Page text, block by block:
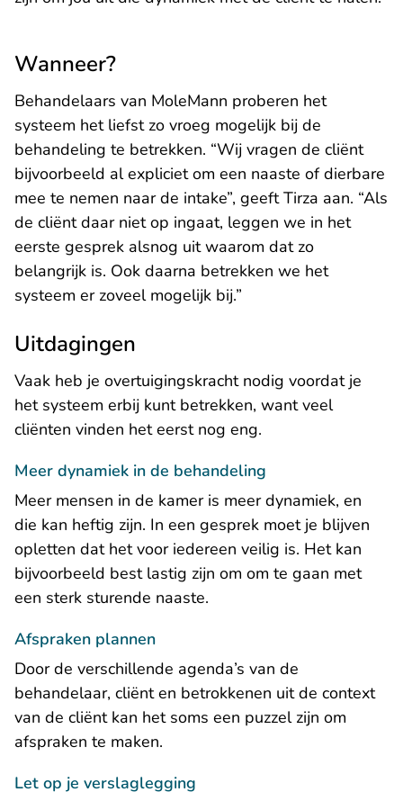
Wanneer?
Behandelaars van MoleMann proberen het
systeem het liefst zo vroeg mogelijk bij de
behandeling te betrekken. “Wij vragen de cliënt
bijvoorbeeld al expliciet om een naaste of dierbare
mee te nemen naar de intake”, geeft Tirza aan. “Als
de cliënt daar niet op ingaat, leggen we in het
eerste gesprek alsnog uit waarom dat zo
belangrijk is. Ook daarna betrekken we het
systeem er zoveel mogelijk bij.”
Uitdagingen
Vaak heb je overtuigingskracht nodig voordat je
het systeem erbij kunt betrekken, want veel
cliënten vinden het eerst nog eng.
Meer dynamiek in de behandeling
Meer mensen in de kamer is meer dynamiek, en
die kan heftig zijn. In een gesprek moet je blijven
opletten dat het voor iedereen veilig is. Het kan
bijvoorbeeld best lastig zijn om om te gaan met
een sterk sturende naaste.
Afspraken plannen
Door de verschillende agenda’s van de
behandelaar, cliënt en betrokkenen uit de context
van de cliënt kan het soms een puzzel zijn om
afspraken te maken.
Let op je verslaglegging